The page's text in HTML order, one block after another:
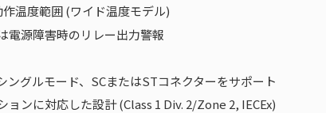
温度範囲 (ワイド温度モデル)
電源障害時のリレー出力警報
ングルモード、SCまたはSTコネクターをサポート
ョンに対応した設計 (Class 1 Div. 2/Zone 2, IECEx)